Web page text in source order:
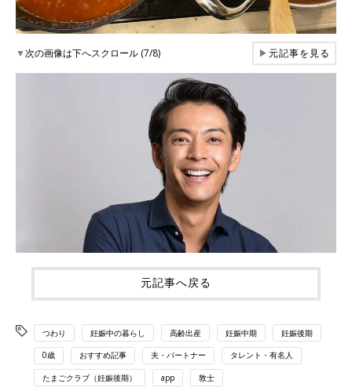
▼次の画像は下へスクロール (7/8) ▶元記事を見る
元記事へ戻る
つわり 妊娠中の暮らし 高齢出産 妊娠中期 妊娠後期
0歳 おすすめ記事 夫・パートナー タレント・有名人
たまごクラブ（妊娠後期） app 敦士